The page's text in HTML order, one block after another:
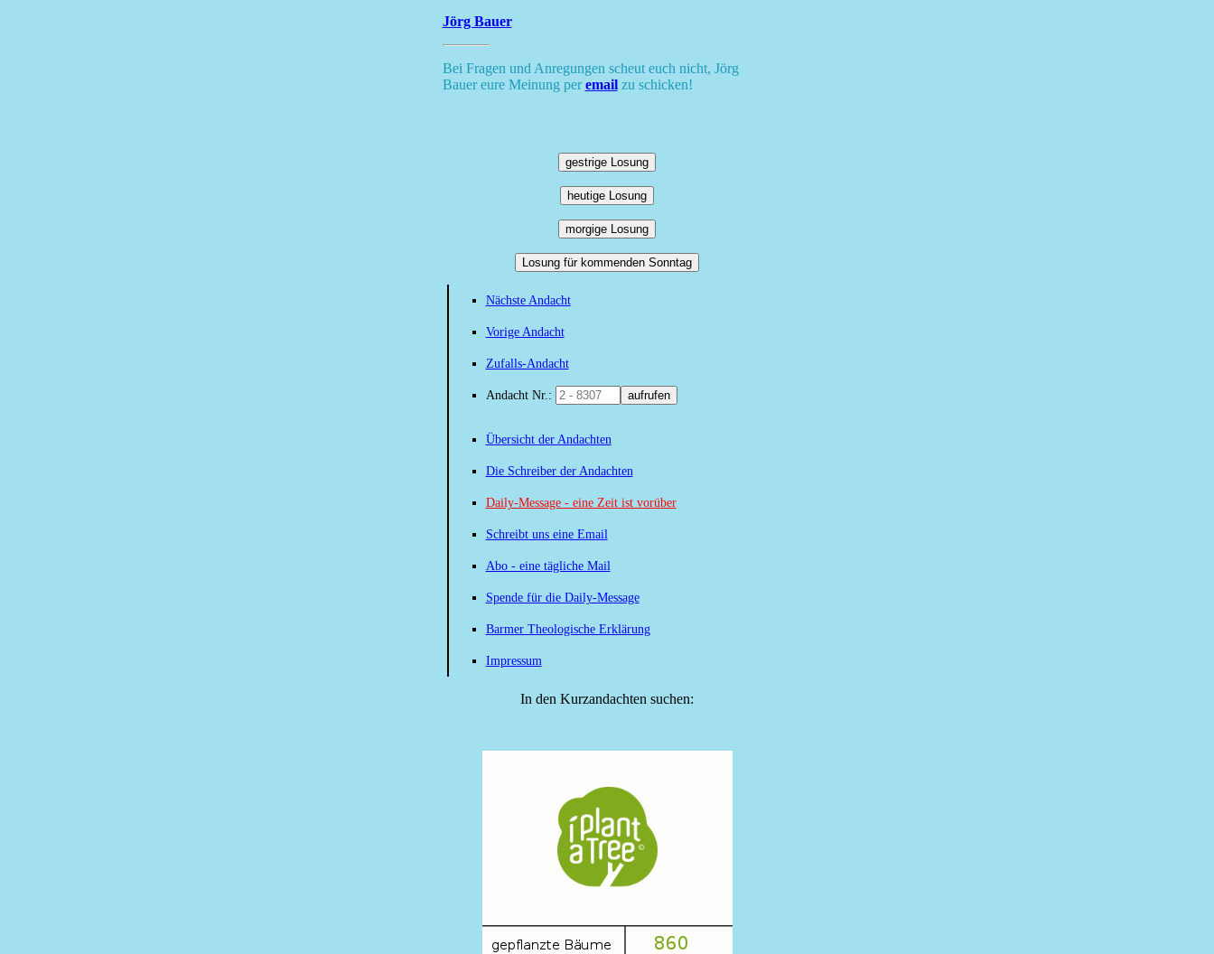
Jörg Bauer
Bei Fragen und Anregungen scheut euch nicht, Jörg
Bauer eure Meinung peremailzu schicken!
gestrige Losung
heutige Losung
morgige Losung
Losung für kommenden Sonntag
Nächste Andacht
Vorige Andacht
Zufalls-Andacht
Andacht Nr.: aufrufen
Übersicht der Andachten
Die Schreiber der Andachten
Daily-Message - eine Zeit ist vorüber
Schreibt uns eine Email
Abo - eine tägliche Mail
Spende für die Daily-Message
Barmer Theologische Erklärung
Impressum
In den Kurzandachten suchen: